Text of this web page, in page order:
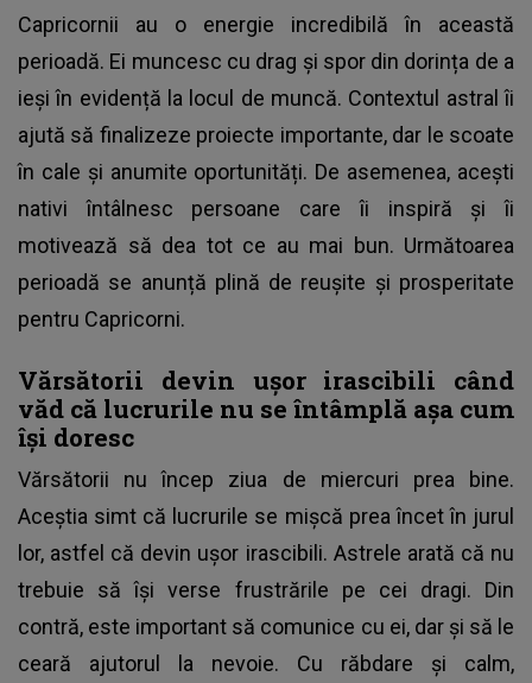
Capricornii au o energie incredibilă în această
perioadă. Ei muncesc cu drag și spor din dorința de a
ieși în evidență la locul de muncă. Contextul astral îi
ajută să finalizeze proiecte importante, dar le scoate
în cale și anumite oportunități. De asemenea, acești
nativi întâlnesc persoane care îi inspiră și îi
motivează să dea tot ce au mai bun. Următoarea
perioadă se anunță plină de reușite și prosperitate
pentru Capricorni.
Vărsătorii devin ușor irascibili când
văd că lucrurile nu se întâmplă așa cum
își doresc
Vărsătorii nu încep ziua de miercuri prea bine.
Aceștia simt că lucrurile se mișcă prea încet în jurul
lor, astfel că devin ușor irascibili. Astrele arată că nu
trebuie să își verse frustrările pe cei dragi. Din
contră, este important să comunice cu ei, dar și să le
ceară ajutorul la nevoie. Cu răbdare și calm,